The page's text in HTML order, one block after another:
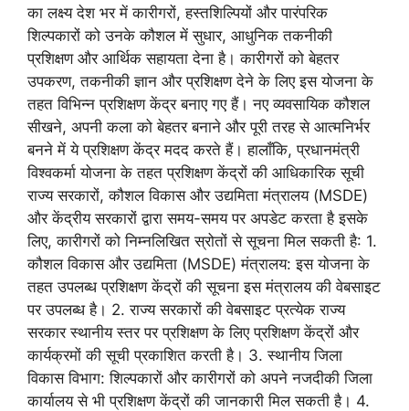
का लक्ष्य देश भर में कारीगरों, हस्तशिल्पियों और पारंपरिक
शिल्पकारों को उनके कौशल में सुधार, आधुनिक तकनीकी
प्रशिक्षण और आर्थिक सहायता देना है। कारीगरों को बेहतर
उपकरण, तकनीकी ज्ञान और प्रशिक्षण देने के लिए इस योजना के
तहत विभिन्न प्रशिक्षण केंद्र बनाए गए हैं। नए व्यवसायिक कौशल
सीखने, अपनी कला को बेहतर बनाने और पूरी तरह से आत्मनिर्भर
बनने में ये प्रशिक्षण केंद्र मदद करते हैं। हालाँकि, प्रधानमंत्री
विश्वकर्मा योजना के तहत प्रशिक्षण केंद्रों की आधिकारिक सूची
राज्य सरकारों, कौशल विकास और उद्यमिता मंत्रालय (MSDE)
और केंद्रीय सरकारों द्वारा समय-समय पर अपडेट करता है इसके
लिए, कारीगरों को निम्नलिखित स्रोतों से सूचना मिल सकती है: 1.
कौशल विकास और उद्यमिता (MSDE) मंत्रालय: इस योजना के
तहत उपलब्ध प्रशिक्षण केंद्रों की सूचना इस मंत्रालय की वेबसाइट
पर उपलब्ध है। 2. राज्य सरकारों की वेबसाइट प्रत्येक राज्य
सरकार स्थानीय स्तर पर प्रशिक्षण के लिए प्रशिक्षण केंद्रों और
कार्यक्रमों की सूची प्रकाशित करती है। 3. स्थानीय जिला
विकास विभाग: शिल्पकारों और कारीगरों को अपने नजदीकी जिला
कार्यालय से भी प्रशिक्षण केंद्रों की जानकारी मिल सकती है। 4.